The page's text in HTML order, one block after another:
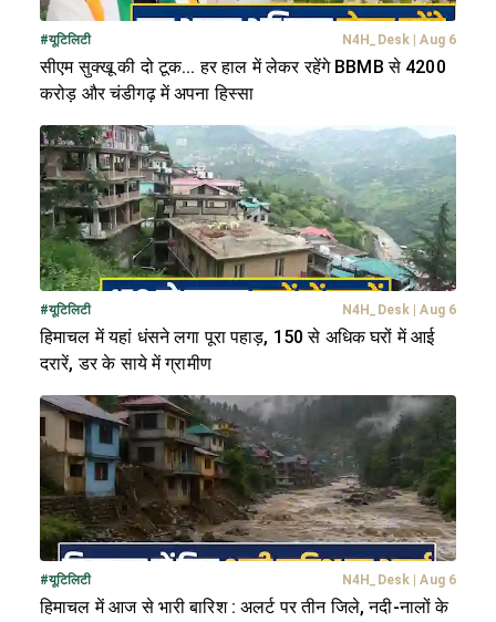
#यूटिलिटी N4H_Desk Aug 6
सीएम सुक्खू की दो टूक... हर हाल में लेकर रहेंगे BBMB से 4200
करोड़ और चंडीगढ़ में अपना हिस्सा
#यूटिलिटी N4H_Desk Aug 6
हिमाचल में यहां धंसने लगा पूरा पहाड़, 150 से अधिक घरों में आई
दरारें, डर के साये में ग्रामीण
#यूटिलिटी N4H_Desk Aug 6
हिमाचल में आज से भारी बारिश : अलर्ट पर तीन जिले, नदी-नालों के